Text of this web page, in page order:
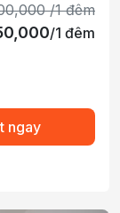
/1 đêm
/1 đêm
ngay